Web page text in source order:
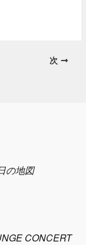
次
の地図
CONCERT